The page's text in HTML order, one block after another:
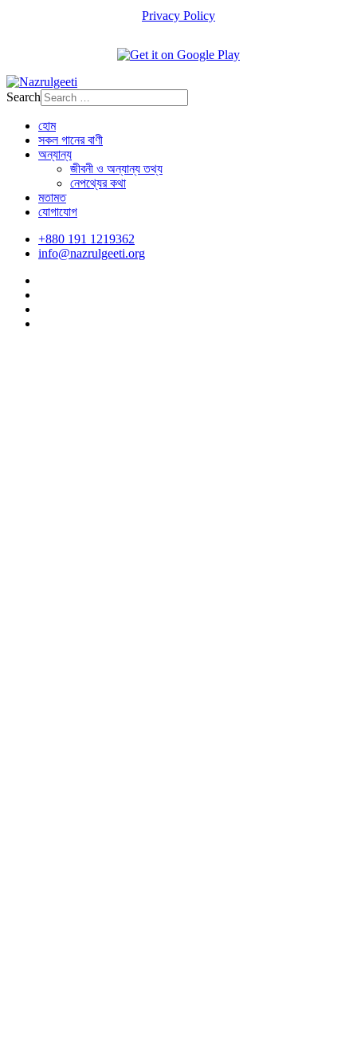
Privacy Policy
Search
হোম
সকল গানের বাণী
অন্যান্য
জীবনী ও অন্যান্য তথ্য
নেপথ্যের কথা
মতামত
যোগাযোগ
+880 191 1219362
info@nazrulgeeti.org